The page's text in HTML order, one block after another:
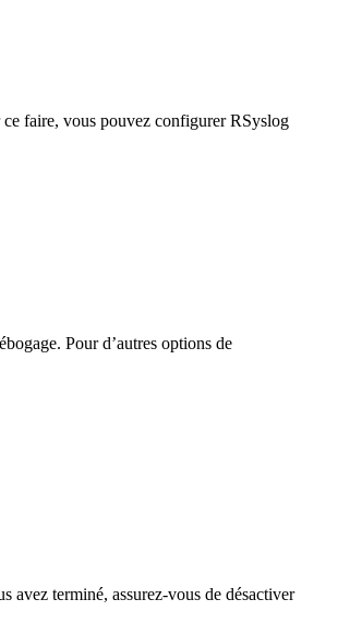
faire, vous pouvez configurer RSyslog
Pour d’autres options de
avez terminé, assurez-vous de désactiver